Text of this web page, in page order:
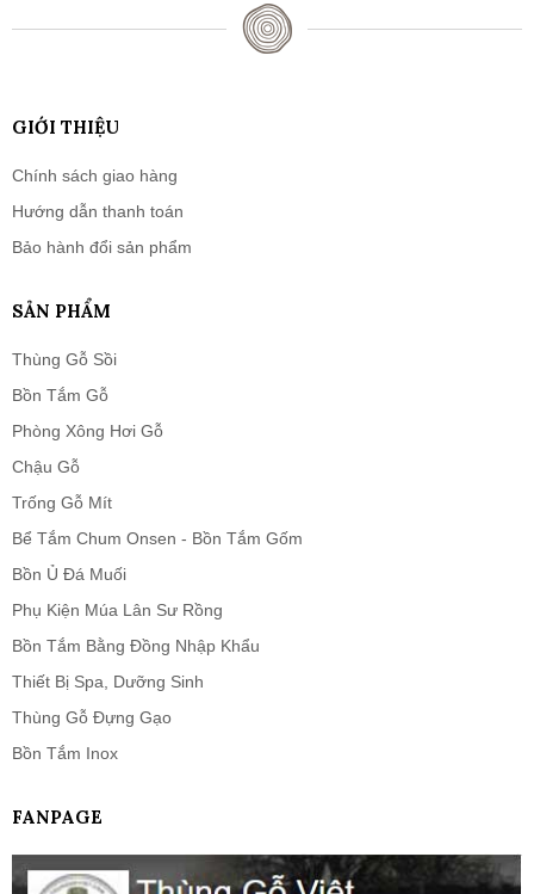
GIỚI THIỆU
Chính sách giao hàng
Hướng dẫn thanh toán
Bảo hành đổi sản phẩm
SẢN PHẨM
Thùng Gỗ Sồi
Bồn Tắm Gỗ
Phòng Xông Hơi Gỗ
Chậu Gỗ
Trống Gỗ Mít
Bể Tắm Chum Onsen - Bồn Tắm Gốm
Bồn Ủ Đá Muối
Phụ Kiện Múa Lân Sư Rồng
Bồn Tắm Bằng Đồng Nhập Khẩu
Thiết Bị Spa, Dưỡng Sinh
Thùng Gỗ Đựng Gạo
Bồn Tắm Inox
FANPAGE